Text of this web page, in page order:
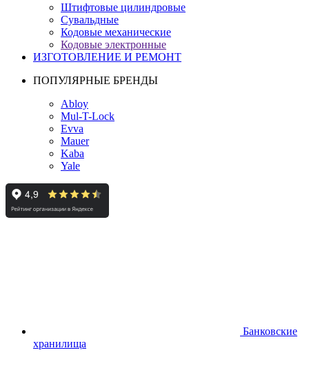
Штифтовые цилиндровые
Сувальдные
Кодовые механические
Кодовые электронные
ИЗГОТОВЛЕНИЕ И РЕМОНТ
ПОПУЛЯРНЫЕ БРЕНДЫ
Abloy
Mul-T-Lock
Evva
Mauer
Kaba
Yale
Банковские
хранилища